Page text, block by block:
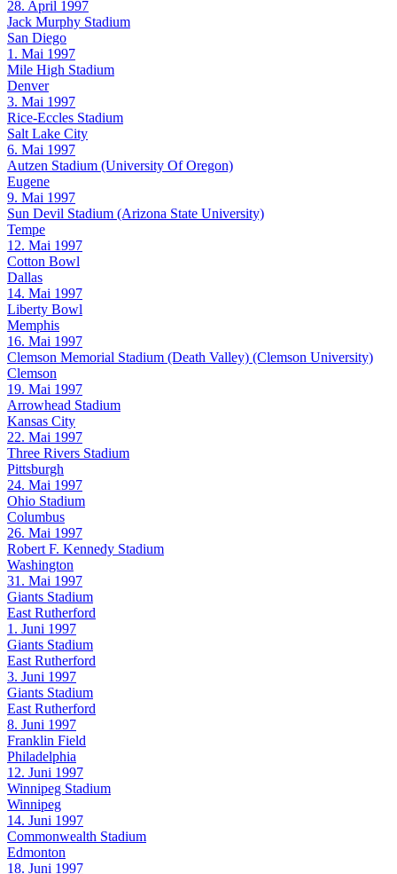
28. April 1997
Jack Murphy Stadium
San Diego
1. Mai 1997
Mile High Stadium
Denver
3. Mai 1997
Rice-Eccles Stadium
Salt Lake City
6. Mai 1997
Autzen Stadium (University Of Oregon)
Eugene
9. Mai 1997
Sun Devil Stadium (Arizona State University)
Tempe
12. Mai 1997
Cotton Bowl
Dallas
14. Mai 1997
Liberty Bowl
Memphis
16. Mai 1997
Clemson Memorial Stadium (Death Valley) (Clemson University)
Clemson
19. Mai 1997
Arrowhead Stadium
Kansas City
22. Mai 1997
Three Rivers Stadium
Pittsburgh
24. Mai 1997
Ohio Stadium
Columbus
26. Mai 1997
Robert F. Kennedy Stadium
Washington
31. Mai 1997
Giants Stadium
East Rutherford
1. Juni 1997
Giants Stadium
East Rutherford
3. Juni 1997
Giants Stadium
East Rutherford
8. Juni 1997
Franklin Field
Philadelphia
12. Juni 1997
Winnipeg Stadium
Winnipeg
14. Juni 1997
Commonwealth Stadium
Edmonton
18. Juni 1997